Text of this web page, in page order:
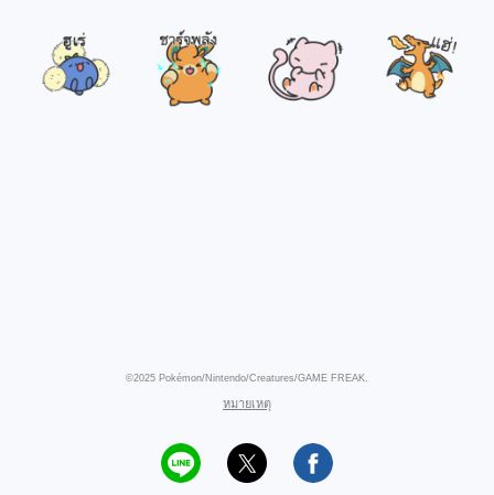
©2025 Pokémon/Nintendo/Creatures/GAME FREAK.
หมายเหตุ